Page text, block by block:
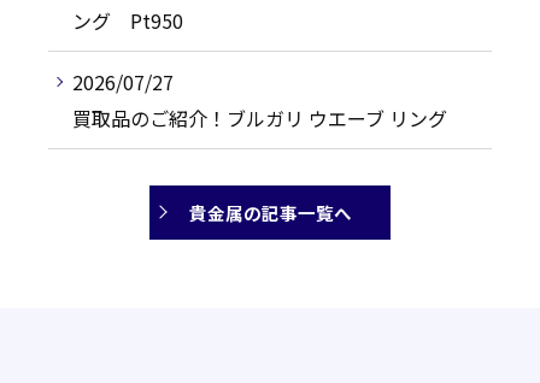
ング Pt950
2026/07/27
買取品のご紹介！ブルガリ ウエーブ リング
貴金属の記事一覧へ